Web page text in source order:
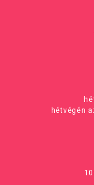
hétvégén